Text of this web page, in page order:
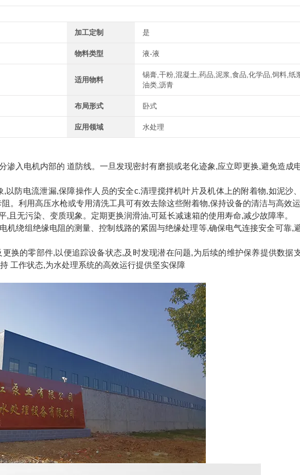
加工定制 是
物料类型 液-液
适用物料
锡膏,干粉,混凝土,药品,泥浆,食品,化学品,饲料,纸
油类,沥青
布局形式 卧式
应用领域 水处理
渗入电机内部的 道防线。一旦发现密封有磨损或老化迹象,应立即更换,避免造成
以防电流泄漏,保障操作人员的安全c.清理搅拌机叶片及机体上的附着物,如泥沙
。利用高压水枪或专用清洗工具可有效去除这些附着物,保持设备的清洁与高效
且无污染、变质现象。定期更换润滑油,可延长减速箱的使用寿命,减少故障率。
机绕组绝缘电阻的测量、控制线路的紧固与绝缘处理等,确保电气连接安全可靠,
换的零部件,以便追踪设备状态,及时发现潜在问题,为后续的维护保养提供数据
工作状态,为水处理系统的高效运行提供坚实保障